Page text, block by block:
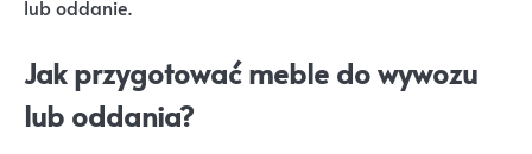
lub oddanie.
Jak przygotować meble do wywozu
lub oddania?